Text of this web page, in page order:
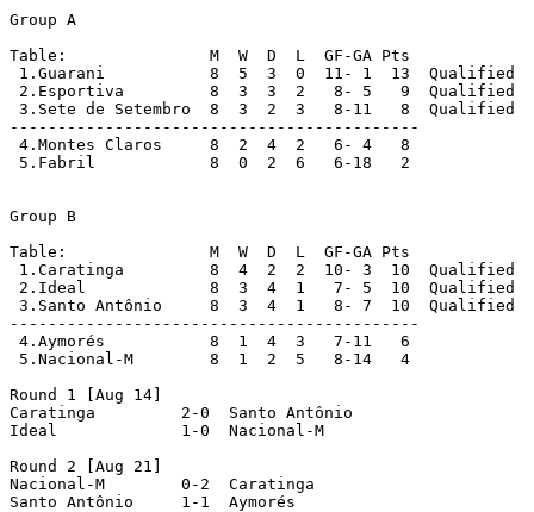
Group A
Table:               M  W  D  L  GF-GA Pts
1.Guarani	     8  5  3  0  11- 1  13  Qualified
2.Esportiva	     8  3  3  2   8- 5   9  Qualified
3.Sete de Setembro  8  3  2  3   8-11   8  Qualified
-------------------------------------------
4.Montes Claros     8  2  4  2   6- 4   8
5.Fabril	     8  0  2  6   6-18   2
Group B
Table:               M  W  D  L  GF-GA Pts
1.Caratinga	     8  4  2  2  10- 3  10  Qualified
2.Ideal	     8  3  4  1   7- 5  10  Qualified
3.Santo Antônio     8  3  4  1   8- 7  10  Qualified
-------------------------------------------
4.Aymorés	     8  1  4  3   7-11   6
5.Nacional-M	     8  1  2  5   8-14   4
Round 1 [Aug 14]
Caratinga	  2-0  Santo Antônio
Ideal		  1-0  Nacional-M
Round 2 [Aug 21]
Nacional-M	  0-2  Caratinga
Santo Antônio     1-1  Aymorés